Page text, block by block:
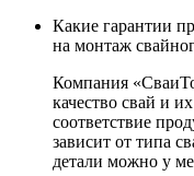
Какие гарантии
на монтаж
Компания
качество свай и
соответствие
зависит от типа
детали можно у